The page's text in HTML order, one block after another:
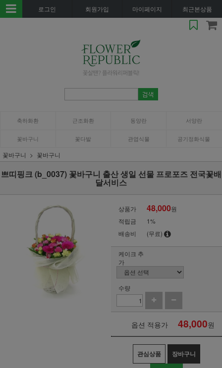
로그인 회원가입 마이페이지 최근본상품
축하화환 근조화환 동양란 서양란
꽃바구니 꽃다발 관엽식물 공기정화식물
꽃바구니 꽃바구니
쁘띠핑크 (b_0037) 꽃바구니 출산 생일 선물 프로포즈 전국꽃배
달서비스
상품가 48,000원
적립금
1%
배송비
(무료)
케이크 추
가
수량
옵션 적용가 48,000원
관심상품 장바구니